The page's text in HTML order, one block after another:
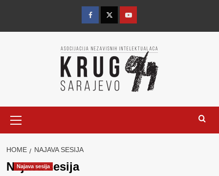
content
FacebookTwitterYouTube
Menu
HOME NAJAVA SESIJA
Najava sesija
Najava sesija